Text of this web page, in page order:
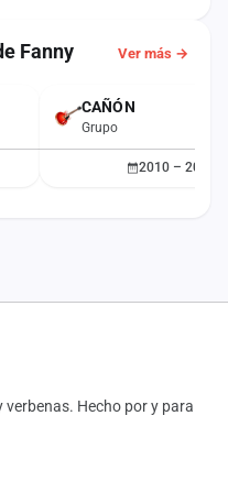
Fanny Ver más →
CAÑÓN
Grupo
2010 – 2015
verbenas. Hecho por y para